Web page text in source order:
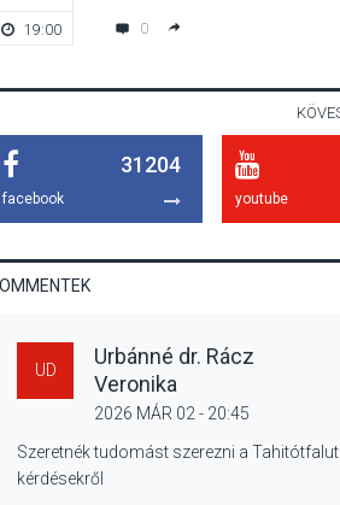
búcsúhétvége lesz
Jótékonysági
tanszergyűjtés lesz
Szigetmonostoron
Megújulnak Szentendre
játszóterei
19:00 0
31204
facebook youtube
UD
Urbánné dr. Rácz
Veronika
2026 MÁR 02 - 20:45
Szeretnék tudomást szerezni a
kérdésekről